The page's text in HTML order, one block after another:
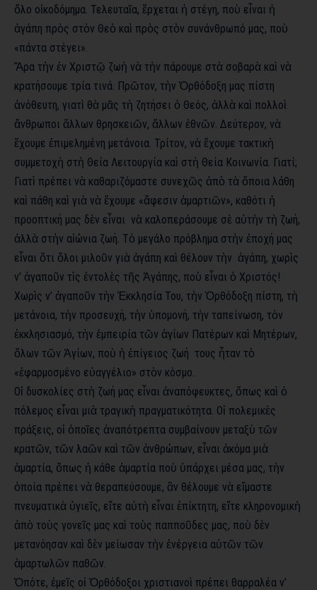
ὅλο οἰκοδόμημα. Τελευταῖα, ἔρχεται ἡ στέγη, ποὺ εἶναι ἡ
ἀγάπη πρὸς στὸν Θεὸ καὶ πρὸς στὸν συνάνθρωπό μας, ποὺ
«πάντα στέγει».
Ἄρα τὴν ἐν Χριστῷ ζωὴ νὰ τὴν πάρουμε στὰ σοβαρὰ καὶ νὰ
κρατήσουμε τρία τινά. Πρῶτον, τὴν Ὀρθόδοξη μας πίστη
ἀνόθευτη, γιατὶ θὰ μᾶς τὴ ζητήσει ὁ Θεός, ἀλλὰ καὶ πολλοὶ
ἄνθρωποι ἄλλων θρησκειῶν, ἄλλων ἐθνῶν. Δεύτερον, νὰ
ἔχουμε ἐπιμελημένη μετάνοια. Τρίτον, νὰ ἔχουμε τακτικὴ
συμμετοχὴ στὴ Θεία Λειτουργία καὶ στὴ Θεία Κοινωνία. Γιατί;
Γιατὶ πρέπει νὰ καθαριζόμαστε συνεχῶς ἀπὸ τὰ ὅποια λάθη
καὶ πάθη καὶ γιὰ νὰ ἔχουμε «ἄφεσιν ἁμαρτιῶν», καθότι ἡ
προοπτική μας δὲν εἶναι νὰ καλοπεράσουμε σὲ αὐτὴν τὴ ζωή,
ἀλλὰ στὴν αἰώνια ζωή. Τὸ μεγάλο πρόβλημα στὴν ἐποχή μας
εἶναι ὅτι ὅλοι μιλοῦν γιὰ ἀγάπη καὶ θέλουν τὴν ἀγάπη, χωρὶς
ν’ ἀγαποῦν τὶς ἐντολὲς τῆς Ἀγάπης, ποὺ εἶναι ὁ Χριστός!
Χωρὶς ν’ ἀγαποῦν τὴν Ἐκκλησία Του, τὴν Ὀρθόδοξη πίστη, τὴ
μετάνοια, τὴν προσευχή, τὴν ὑπομονή, τὴν ταπείνωση, τὸν
ἐκκλησιασμό, τὴν ἐμπειρία τῶν ἁγίων Πατέρων καὶ Μητέρων,
ὅλων τῶν Ἁγίων, ποὺ ἡ ἐπίγειος ζωή τους ἦταν τὸ
«ἐφαρμοσμένο εὐαγγέλιο» στὸν κόσμο.
Οἱ δυσκολίες στὴ ζωή μας εἶναι ἀναπόφευκτες, ὅπως καὶ ὁ
πόλεμος εἶναι μιὰ τραγικὴ πραγματικότητα. Οἱ πολεμικὲς
πράξεις, οἱ ὁποῖες ἀναπότρεπτα συμβαίνουν μεταξὺ τῶν
κρατῶν, τῶν λαῶν καὶ τῶν ἀνθρώπων, εἶναι ἀκόμα μιὰ
ἁμαρτία, ὅπως ἡ κάθε ἁμαρτία ποὺ ὑπάρχει μέσα μας, τὴν
ὁποία πρέπει νὰ θεραπεύσουμε, ἂν θέλουμε νὰ εἴμαστε
πνευματικὰ ὑγιεῖς, εἴτε αὐτὴ εἶναι ἐπίκτητη, εἴτε κληρονομικὴ
ἀπὸ τοὺς γονεῖς μας καὶ τοὺς παπποῦδες μας, ποὺ δὲν
μετανόησαν καὶ δὲν μείωσαν τὴν ἐνέργεια αὐτῶν τῶν
ἁμαρτωλῶν παθῶν.
Ὁπότε, ἐμεῖς οἱ Ὀρθόδοξοι χριστιανοὶ πρέπει θαρραλέα ν’